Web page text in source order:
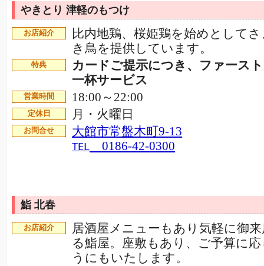
やきとり 津軽のもつけ
お店紹介
比内地鶏、桜姫鶏を始めとして
き鳥を提供しています。
特典
カードご提示につき、ファース
一杯サービス
営業時間 18:00～22:00
定休日 月・火曜日
お問合せ 大館市常盤木町9-13
TEL 0186-42-0300
鮨 北春
お店紹介
居酒屋メニューもあり気軽に御
る鮨屋。座敷もあり、ご予算に
うにもいたします。